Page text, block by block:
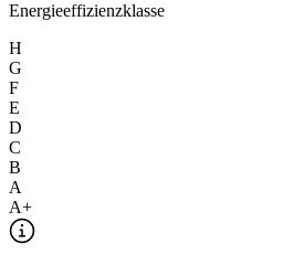
Energieeffizienzklasse
H
G
F
E
D
C
B
A
A+